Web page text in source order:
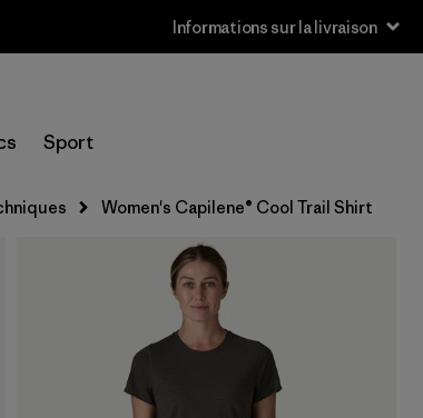
Informations sur la livraison
Sport
Women's Capilene® Cool Trail Shirt